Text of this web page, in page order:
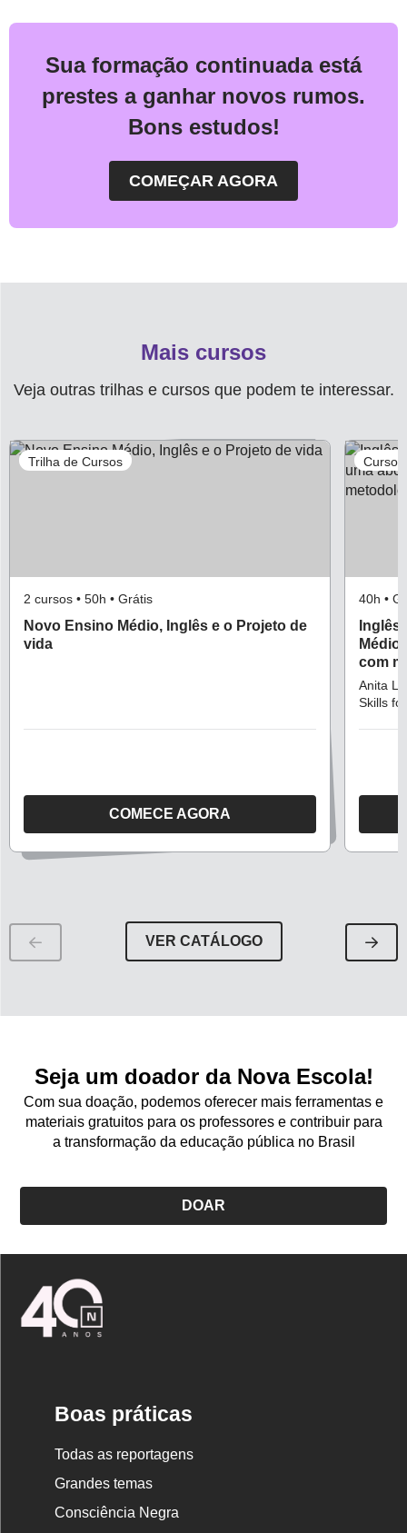
Sua formação continuada está
prestes a ganhar novos rumos.
Bons estudos!
COMEÇAR AGORA
CURSO
PARA
A
APRENDIZAGEM
Mais cursos
Veja outras trilhas e cursos que podem te interessar.
Trilha de Cursos
2 cursos • 50h • Grátis
Novo Ensino Médio, Inglês e o Projeto de
vida
COMECE AGORA
CURSO
MÉDIO,
INGLÊS
PROJETO
Curso
40h
com
Anita
Skills
O
NO
UMA
VER CATÁLOGO
Seja um doador da Nova Escola!
Com sua doação, podemos oferecer mais ferramentas e
materiais gratuitos para os professores e contribuir para
a transformação da educação pública no Brasil
DOAR
Boas práticas
Todas as reportagens
Grandes temas
Consciência Negra